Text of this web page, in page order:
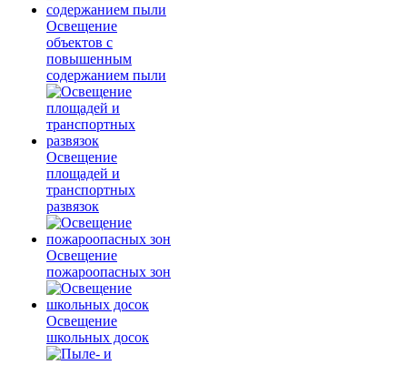
Освещение
объектов с
повышенным
содержанием пыли
Освещение
площадей и
транспортных
развязок
Освещение
пожароопасных зон
Освещение
школьных досок